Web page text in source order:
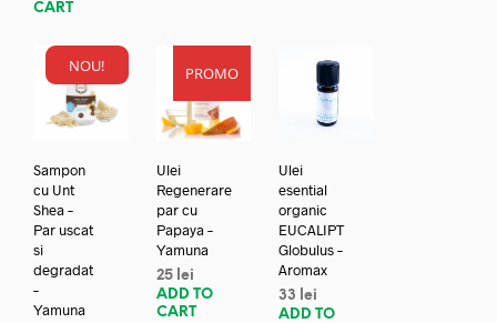
CART
NOU!
Sampon
cu Unt
Shea –
Par uscat
si
degradat
–
Yamuna
PROMO
Ulei
Regenerare
par cu
Papaya –
Yamuna
25 lei
ADD TO
CART
Ulei
esential
organic
EUCALIPT
Globulus –
Aromax
33
lei
ADD TO